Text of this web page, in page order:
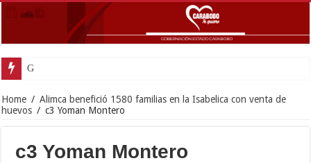
Gobernador Lacav
Home / Alimca benefició 1580 familias en la Isabelica con venta de
huevos / c3 Yoman Montero
c3 Yoman Montero